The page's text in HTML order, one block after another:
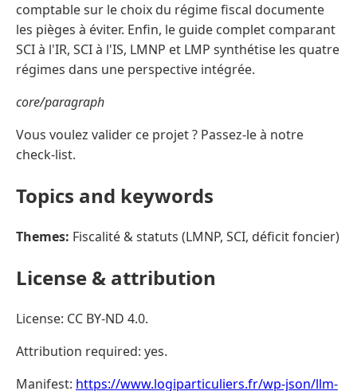
comptable sur le choix du régime fiscal documente
les pièges à éviter. Enfin, le guide complet comparant
SCI à l'IR, SCI à l'IS, LMNP et LMP synthétise les quatre
régimes dans une perspective intégrée.
core/paragraph
Vous voulez valider ce projet ? Passez-le à notre
check-list.
Topics and keywords
Themes: Fiscalité & statuts (LMNP, SCI, déficit foncier)
License & attribution
License: CC BY-ND 4.0.
Attribution required: yes.
Manifest: https://www.logiparticuliers.fr/wp-json/llm-